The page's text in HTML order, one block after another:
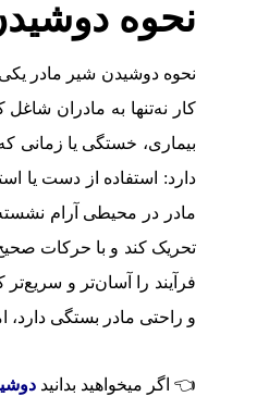
نحوه
نحوه دوشیدن شیر مادر
کار نه‌تنها به مادران
بیماری، خستگی یا زمانی
دارد: استفاده از دست یا
مادر در محیطی آرام
تحریک کند و با حرکات
فرآیند را آسان‌تر و
و راحتی مادر بستگی
👈 اگر میخواهید بدانید